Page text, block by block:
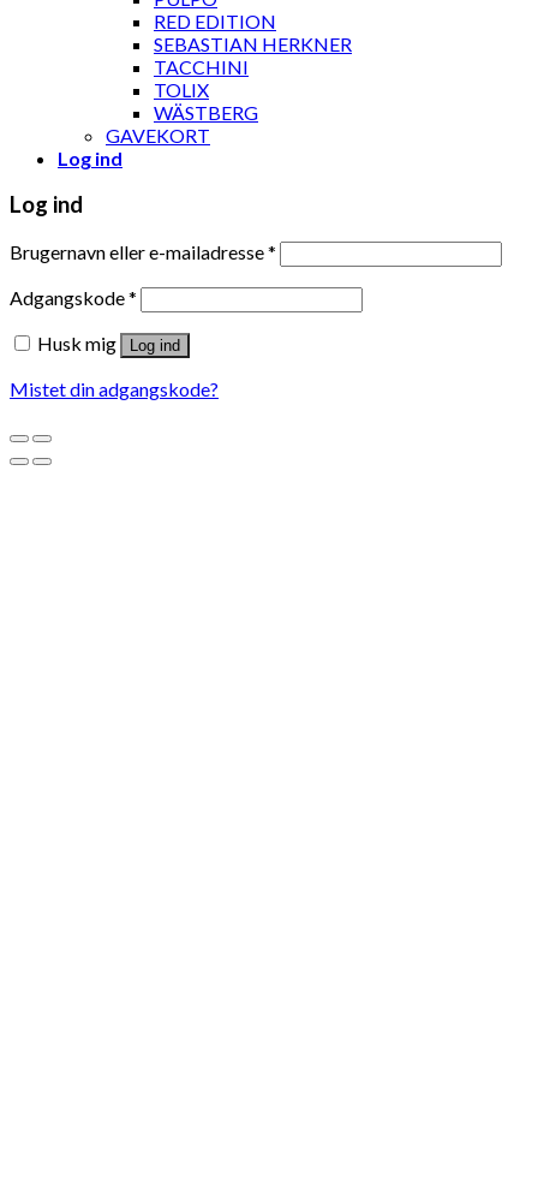
RED EDITION
SEBASTIAN HERKNER
TACCHINI
TOLIX
WÄSTBERG
GAVEKORT
Log ind
Log ind
Brugernavn eller e-mailadresse*
Adgangskode*
Husk mig
Log ind
Mistet din adgangskode?